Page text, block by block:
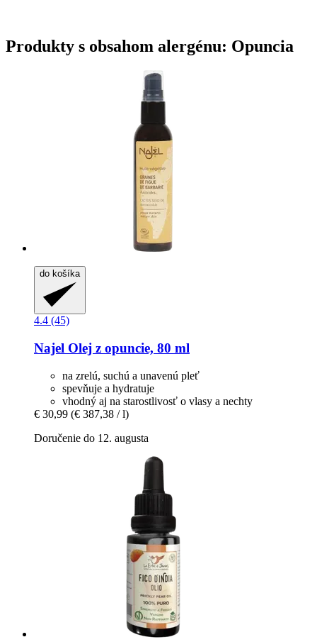
Produkty s obsahom alergénu: Opuncia
do košíka
4.4 (45)
Najel Olej z opuncie, 80 ml
na zrelú, suchú a unavenú pleť
spevňuje a hydratuje
vhodný aj na starostlivosť o vlasy a nechty
€ 30,99 (€ 387,38 / l)
Doručenie do 12. augusta